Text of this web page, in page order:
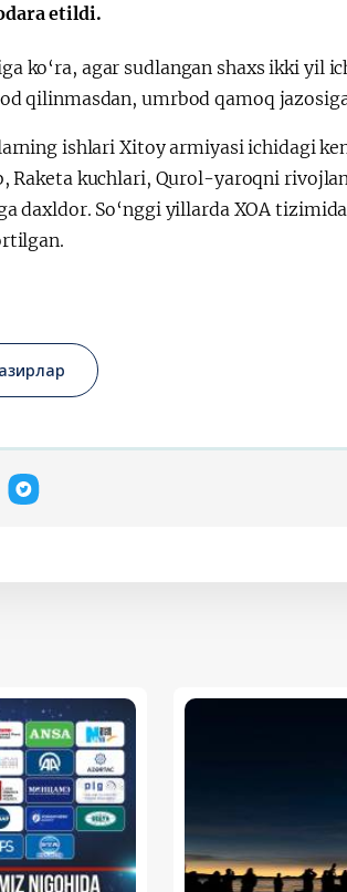
宪法改革
etildi.
ko‘ra, agar sudlangan shaxs ikki yil
qilinmasdan, umrbod qamoq
ishlari Xitoy armiyasi ichidagi
Raketa kuchlari, Qurol-yaroqni
daxldor. So‘nggi yillarda XOA